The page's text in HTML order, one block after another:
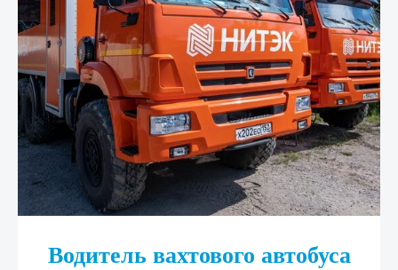
Водитель вахтового автобуса